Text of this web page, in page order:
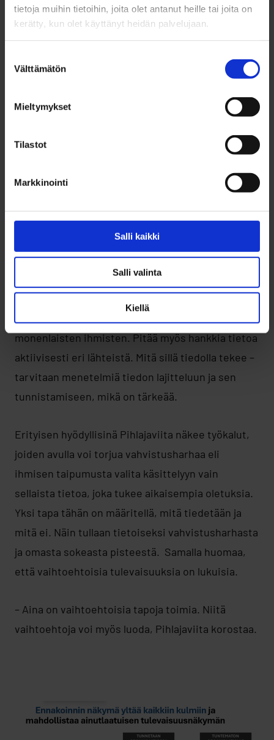
tietoja muihin tietoihin, joita olet antanut heille tai joita on
kerätty, kun olet käyttänyt heidän palvelujaan.
valinta
Välttämätön
Mieltymykset
Tilastot
Markkinointi
Salli kaikki
Salli valinta
Kiellä
koko henkilöstön pysähtyä aina silloin tällöin, ei
vain ylimmän johdon. Hyviä oivalluksia voi tulla
Suomen Rakennusklusteri Ry:n toiminnanjohtaja
Pihlajaviita
työpajoissa käsiteltyjä työkaluja jatkuvaan
– Tiedon kerääminen on suurin työ, hän kuvaa.
– Pitää paljon puhua ihmisten kanssa,
monenlaisten ihmisten. Pitää myös hankkia tietoa
aktiivisesti eri lähteistä. Mitä sillä tiedolla tekee –
tarvitaan menetelmiä tiedon lajitteluun ja sen
tunnistamiseen, mikä on tärkeää.
Erityisen hyödyllisinä Pihlajaviita näkee työkalut,
joiden avulla voi torjua vahvistusharhaa eli
ihmisen taipumusta valita käsittelyyn vain
sellaista tietoa, joka tukee aikaisempia oletuksia.
Yksi tapa tähän on määritellä, mitä tiedetään ja
mitä ei. Näin tullaan tietoiseksi vahvistusharhasta
ja omasta sokeasta pisteestä. Samalla huomaa,
että vaihtoehtoisia tulevaisuuksia on lukuisia.
– Aina on vaihtoehtoisia tapoja toimia. Niitä
vaihtoehtoja voi myös luoda, Pihlajaviita korostaa.